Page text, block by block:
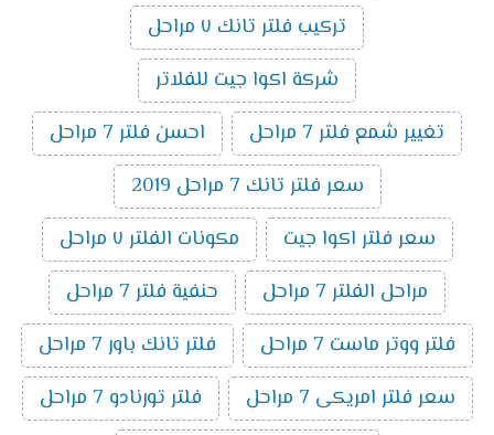
تركيب فلتر تانك ٧ مراحل
شركة اكوا جيت للفلاتر
تغيير شمع فلتر 7 مراحل
احسن فلتر 7 مراحل
سعر فلتر تانك 7 مراحل 2019
سعر فلتر اكوا جيت
مكونات الفلتر ٧ مراحل
مراحل الفلتر 7 مراحل
حنفية فلتر 7 مراحل
فلتر ووتر ماست 7 مراحل
فلتر تانك باور 7 مراحل
سعر فلتر امريكى 7 مراحل
فلتر تورنادو 7 مراحل